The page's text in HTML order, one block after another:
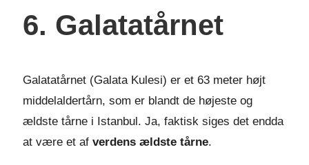
6. Galatatårnet
Galatatårnet (Galata Kulesi) er et 63 meter højt
middelaldertårn, som er blandt de højeste og
ældste tårne i Istanbul. Ja, faktisk siges det endda
at være et af verdens ældste tårne.